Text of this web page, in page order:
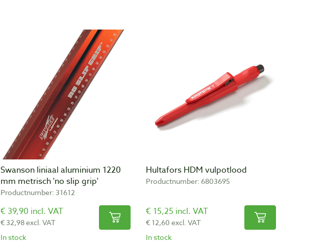
Swanson liniaal aluminium 1220
mm metrisch 'no slip grip'
Productnumber: 31612
€ 39,90 incl. VAT
€ 32,98 excl. VAT
In stock
Hultafors HDM vulpotlood
Productnumber: 6803695
€ 15,25 incl. VAT
€ 12,60 excl. VAT
In stock